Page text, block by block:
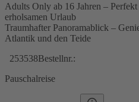
Adults Only ab 16 Jahren –
erholsamen Urlaub
Traumhafter Panoramablick –
Atlantik und den Teide
253538Bestellnr.:
Pauschalreise